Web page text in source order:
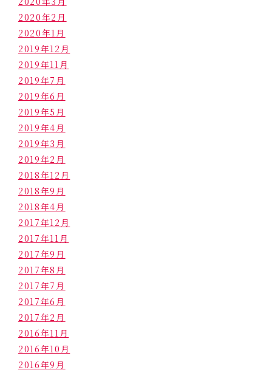
2020年2月
2020年1月
2019年12月
2019年11月
2019年7月
2019年6月
2019年5月
2019年4月
2019年3月
2019年2月
2018年12月
2018年9月
2018年4月
2017年12月
2017年11月
2017年9月
2017年8月
2017年7月
2017年6月
2017年2月
2016年11月
2016年10月
2016年9月